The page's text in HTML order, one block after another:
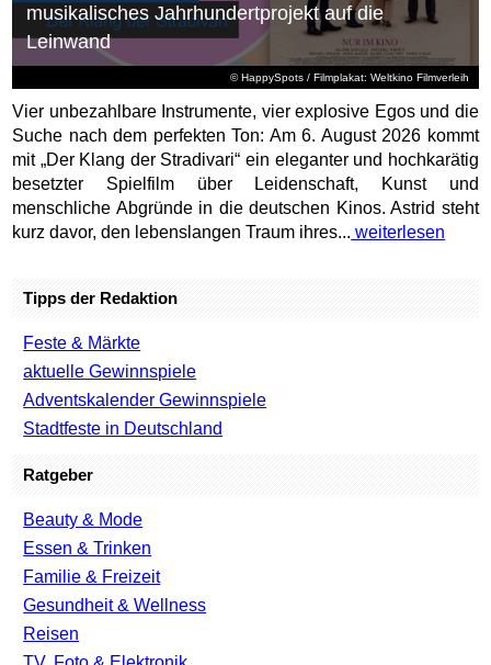
© HappySpots / Filmplakat: Weltkino Filmverleih
musikalisches Jahrhundertprojekt auf die
Leinwand
Vier unbezahlbare Instrumente, vier explosive Egos und die
Suche nach dem perfekten Ton: Am 6. August 2026 kommt
mit „Der Klang der Stradivari“ ein eleganter und hochkarätig
besetzter Spielfilm über Leidenschaft, Kunst und
menschliche Abgründe in die deutschen Kinos. Astrid steht
kurz davor, den lebenslangen Traum ihres... weiterlesen
Tipps der Redaktion
Feste & Märkte
aktuelle Gewinnspiele
Adventskalender Gewinnspiele
Stadtfeste in Deutschland
Ratgeber
Beauty & Mode
Essen & Trinken
Familie & Freizeit
Gesundheit & Wellness
Reisen